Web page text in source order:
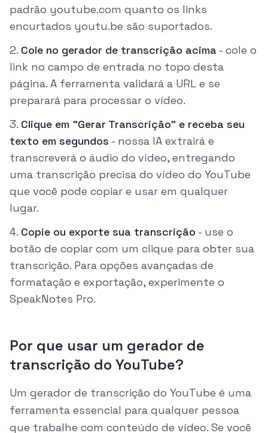
padrão youtube.com quanto os links
encurtados youtu.be são suportados.
Cole no gerador de transcrição acima - cole o
link no campo de entrada no topo desta
página. A ferramenta validará a URL e se
preparará para processar o vídeo.
Clique em "Gerar Transcrição" e receba seu
texto em segundos - nossa IA extrairá e
transcreverá o áudio do vídeo, entregando
uma transcrição precisa do vídeo do YouTube
que você pode copiar e usar em qualquer
lugar.
Copie ou exporte sua transcrição - use o
botão de copiar com um clique para obter sua
transcrição. Para opções avançadas de
formatação e exportação, experimente o
SpeakNotes Pro.
Por que usar um gerador de
transcrição do YouTube?
Um gerador de transcrição do YouTube é uma
ferramenta essencial para qualquer pessoa
que trabalhe com conteúdo de vídeo. Se você